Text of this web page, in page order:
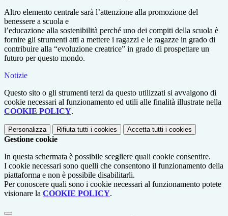
Altro elemento centrale sarà l’attenzione alla promozione del
benessere a scuola e
l’educazione alla sostenibilità perché uno dei compiti della scuola è
fornire gli strumenti atti a mettere i ragazzi e le ragazze in grado di
contribuire alla “evoluzione creatrice” in grado di prospettare un
futuro per questo mondo.
Notizie
Questo sito o gli strumenti terzi da questo utilizzati si avvalgono di
cookie necessari al funzionamento ed utili alle finalità illustrate nella
COOKIE POLICY.
Personalizza Rifiuta tutti i cookies Accetta tutti i cookies
Gestione cookie
In questa schermata è possibile scegliere quali cookie consentire.
I cookie necessari sono quelli che consentono il funzionamento della
piattaforma e non è possibile disabilitarli.
Per conoscere quali sono i cookie necessari al funzionamento potete
visionare la COOKIE POLICY.